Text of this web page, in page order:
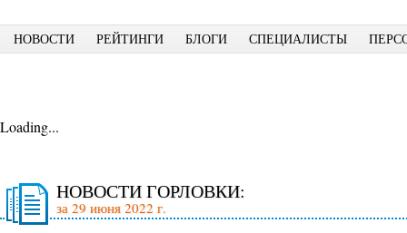
НОВОСТИ РЕЙТИНГИ БЛОГИ СПЕЦИАЛИСТЫ
Loading...
НОВОСТИ ГОРЛОВКИ:
за 29 июня 2022 г.